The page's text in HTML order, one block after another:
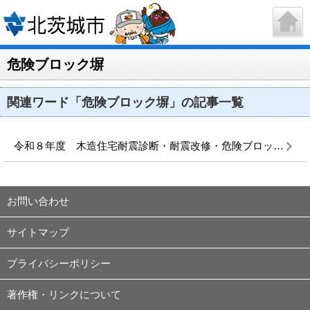
危険ブロック塀
関連ワード「危険ブロック塀」の記事一覧
令和８年度 木造住宅耐震診断・耐震改修・危険ブロック塀等撤去補助の概要
お問い合わせ
サイトマップ
プライバシーポリシー
著作権・リンクについて